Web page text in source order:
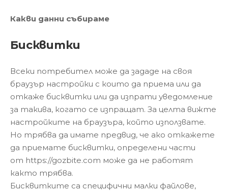
Какви данни събираме
Бисквитки
Всеки потребител може да зададе на своя
браузър настройки с които да приема или да
откаже бисквитки или да изпрати уведомление
за такива, когато се изпращат. За целта вижте
настройките на браузъра, който използвате.
Но трябва да имате предвид, че ако откажете
да приемате бисквитки, определени части
от https://gozbite.com може да не работят
както трябва.
Бисквитките са специфични малки файлове,